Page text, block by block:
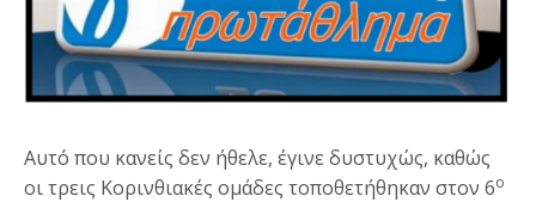
Αυτό που κανείς δεν ήθελε, έγινε δυστυχώς, καθώς
οι τρεις Κορινθιακές ομάδες τοποθετήθηκαν στον 6ο